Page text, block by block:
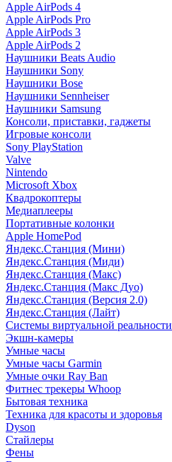
Apple AirPods 4
Apple AirPods Pro
Apple AirPods 3
Apple AirPods 2
Наушники Beats Audio
Наушники Sony
Наушники Bose
Наушники Sennheiser
Наушники Samsung
Консоли, приставки, гаджеты
Игровые консоли
Sony PlayStation
Valve
Nintendo
Microsoft Xbox
Квадрокоптеры
Медиаплееры
Портативные колонки
Apple HomePod
Яндекс.Станция (Мини)
Яндекс.Станция (Миди)
Яндекс.Станция (Макс)
Яндекс.Станция (Макс Дуо)
Яндекс.Станция (Версия 2.0)
Яндекс.Станция (Лайт)
Системы виртуальной реальности
Экшн-камеры
Умные часы
Умные часы Garmin
Умные очки Ray Ban
Фитнес трекеры Whoop
Бытовая техника
Техника для красоты и здоровья
Dyson
Стайлеры
Фены